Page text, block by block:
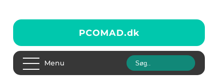
PCOMAD.dk
Menu